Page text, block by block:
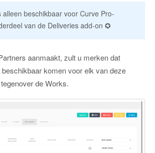
alleen beschikbaar voor Curve Pro-
van de Deliveries add-on ✪
aanmaakt, zult u merken dat
komen voor elk van deze
de Works.